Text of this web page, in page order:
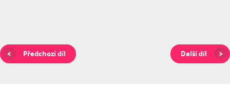
Předchozí díl Další díl